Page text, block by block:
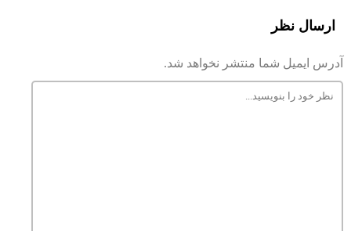
ارسال نظر
آدرس ایمیل شما منتشر نخواهد شد.